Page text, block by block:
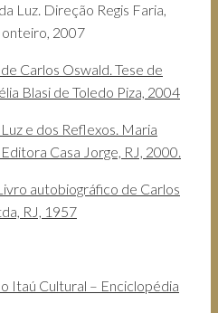
Luz. Direção Regis Faria,
2007
Carlos Oswald. Tese de
Blasi de Toledo Piza, 2004
e dos Reflexos. Maria
Casa Jorge, RJ, 2000.
autobiográfico de Carlos
RJ, 1957
Itaú Cultural – Enciclopédia